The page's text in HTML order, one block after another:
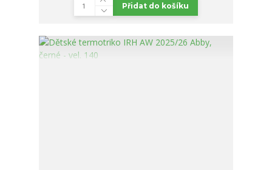
Přidat do košíku